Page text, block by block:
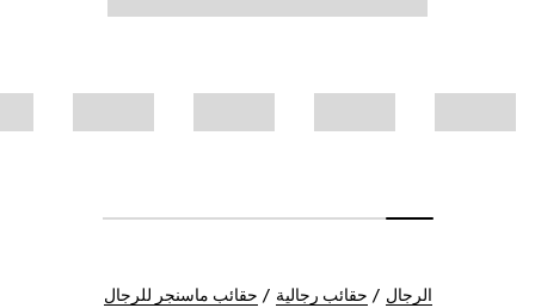
الرجال حقائب رجالية حقائب ماسنجر للرجال